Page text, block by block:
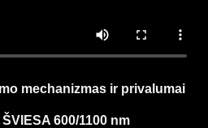
mechanizmas ir privalumai
600/1100 nm